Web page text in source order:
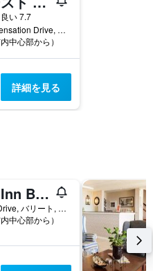
良い 7.7
100 Compensation Drive, バリート, クワズール・ナタール州, 南アフリカ
中心部から）
詳細を見る
Regal Inn Ballito
3 Stewart Drive, バリート, クワズール・ナタール州, 南アフリカ
中心部から）